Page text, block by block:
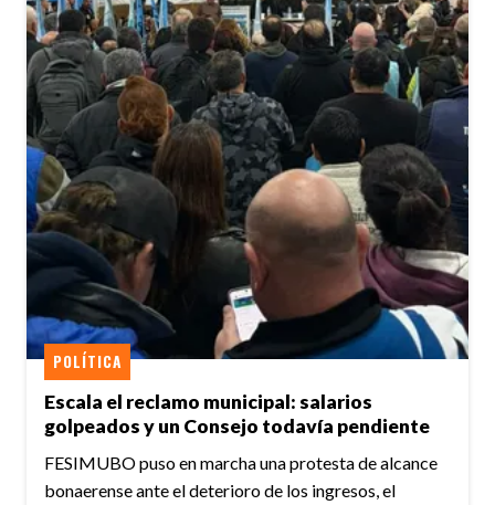
Escala el reclamo municipal: salarios
golpeados y un Consejo todavía pendiente
POLÍTICA
FESIMUBO puso en marcha una protesta de alcance
bonaerense ante el deterioro de los ingresos, el